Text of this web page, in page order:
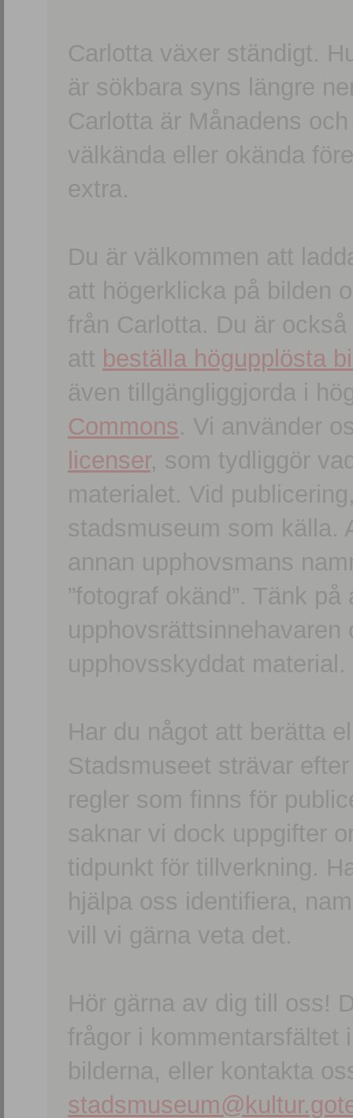
Carlotta växer ständigt.
är sökbara syns längre
Carlotta är Månadens
välkända eller okända
extra.
Du är välkommen att
att högerklicka på bilden
från Carlotta. Du är
att beställa högupplösta
även tillgängliggjorda i
Commons. Vi använder
licenser, som tydliggör
materialet. Vid
stadsmuseum som källa.
annan upphovsmans
”fotograf okänd”. Tänk
upphovsskyddat material.
Har du något att berätta
Stadsmuseet strävar
regler som finns för
saknar vi dock uppgifter
tidpunkt för tillverkning.
hjälpa oss identifiera,
vill vi gärna veta det.
Hör gärna av dig till oss!
frågor i kommentarsfältet
bilderna, eller kontakta